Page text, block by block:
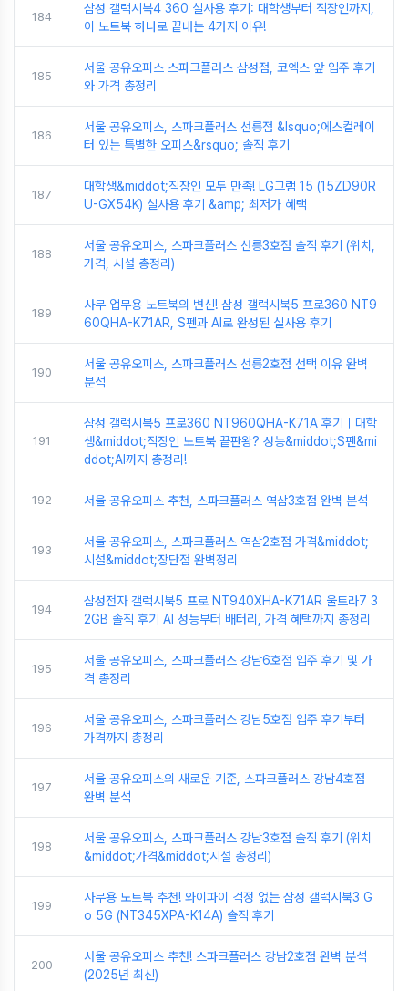
184
삼성 갤럭시북4 360 실사용 후기: 대학생부터 직장인까지,
이 노트북 하나로 끝내는 4가지 이유!
185
서울 공유오피스 스파크플러스 삼성점, 코엑스 앞 입주 후기
와 가격 총정리
186
서울 공유오피스, 스파크플러스 선릉점 &lsquo;에스컬레이
터 있는 특별한 오피스&rsquo; 솔직 후기
187
대학생&middot;직장인 모두 만족! LG그램 15 (15ZD90R
U-GX54K) 실사용 후기 &amp; 최저가 혜택
188
서울 공유오피스, 스파크플러스 선릉3호점 솔직 후기 (위치,
가격, 시설 총정리)
189
사무 업무용 노트북의 변신! 삼성 갤럭시북5 프로360 NT9
60QHA-K71AR, S펜과 AI로 완성된 실사용 후기
190
서울 공유오피스, 스파크플러스 선릉2호점 선택 이유 완벽
분석
191
삼성 갤럭시북5 프로360 NT960QHA-K71A 후기｜대학
생&middot;직장인 노트북 끝판왕? 성능&middot;S펜&mi
ddot;AI까지 총정리!
192 서울 공유오피스 추천, 스파크플러스 역삼3호점 완벽 분석
193
서울 공유오피스, 스파크플러스 역삼2호점 가격&middot;
시설&middot;장단점 완벽정리
194
삼성전자 갤럭시북5 프로 NT940XHA-K71AR 울트라7 3
2GB 솔직 후기 AI 성능부터 배터리, 가격 혜택까지 총정리
195
서울 공유오피스, 스파크플러스 강남6호점 입주 후기 및 가
격 총정리
196
서울 공유오피스, 스파크플러스 강남5호점 입주 후기부터
가격까지 총정리
197
서울 공유오피스의 새로운 기준, 스파크플러스 강남4호점
완벽 분석
198
서울 공유오피스, 스파크플러스 강남3호점 솔직 후기 (위치
&middot;가격&middot;시설 총정리)
199
사무용 노트북 추천! 와이파이 걱정 없는 삼성 갤럭시북3 G
o 5G (NT345XPA-K14A) 솔직 후기
200
서울 공유오피스 추천! 스파크플러스 강남2호점 완벽 분석
(2025년 최신)